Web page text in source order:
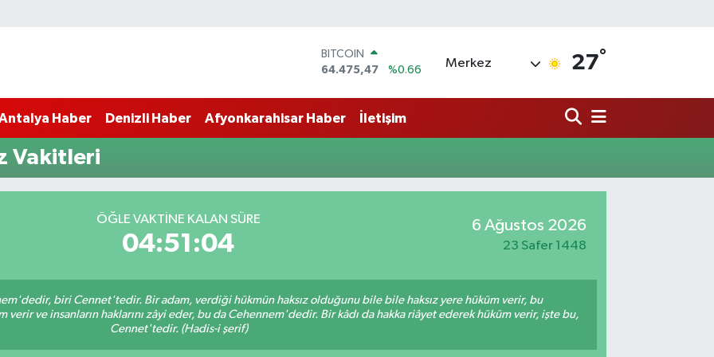
BITCOIN
64.475,47
%0.66
47,5971
%0.05
EURO
GRAM ALTIN
Merkez 27°
Haber Denizli Haber Afyonkarahisar Haber İletişim
Vakitleri
ÖĞLE VAKTINE KALAN SÜRE
04:51:03
6 Ağustos 2026
23 Safer 1448
biri Cennet'tedir. Bir adam, verdiği hükmün haksız olduğunu bile bile haksız yere hüküm verir, bu
ve insanların haklarını zâyi eder, bu da Cehennem'dedir. Bir kâdı da hakka riâyet ederek hüküm verir, işte bu,
Cennet'tedir. (Hadis-i şerif)